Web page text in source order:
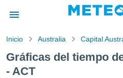
de
Inicio Australia Capital
Gráficas del tiempo
- ACT